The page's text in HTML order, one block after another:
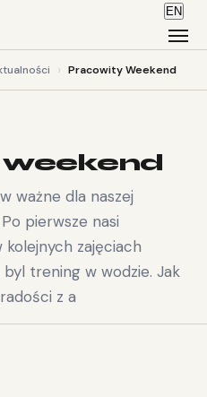
EN
› Pracowity Weekend
ważne dla naszej
pierwsze nasi
zajęciach
byl trening w wodzie. Jak
z a